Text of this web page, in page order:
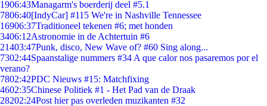
1906:43Managarm's boerderij deel #5.1
7806:40[IndyCar] #115 We're in Nashville Tennessee
16906:37Traditioneel tekenen #6; met honden
3406:12Astronomie in de Achtertuin #6
21403:47Punk, disco, New Wave of? #60 Sing along...
7302:44Spaanstalige nummers #34 A que calor nos pasaremos por el
verano?
7802:42PDC Nieuws #15: Matchfixing
4602:35Chinese Politiek #1 - Het Pad van de Draak
28202:24Post hier pas overleden muzikanten #32